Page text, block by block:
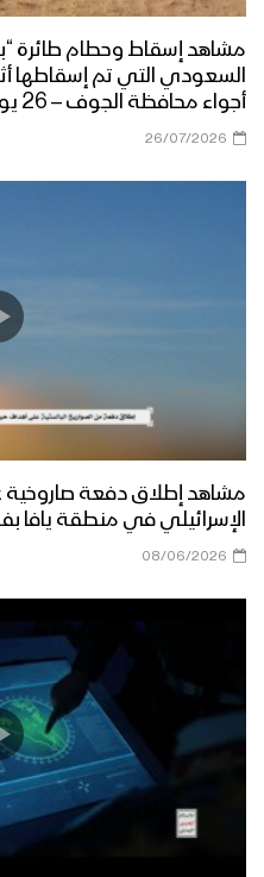
مشاهد إسقاط وحطام طائرة
السعودي التي تم إسقاطها
أجواء محافظة الجوف – 26 يوليو 2026م
26/07/2026
مشاهد إطلاق دفعة
الإسرائيلي في منطقة يافا
08/06/2026